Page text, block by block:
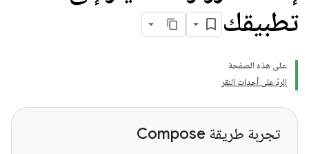
تطبيقك
على هذه الصفحة
الردّ على أحداث النقر
تجربة طريقة Compose